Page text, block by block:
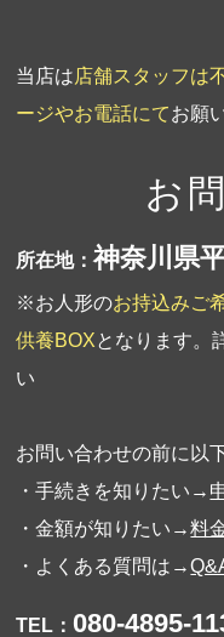
当店は店舗スタッフは
ージやお電話にてお願
お
所在地：神奈川県
※お人形のお持込みご
供養BOXとなります。
い
お問い合わせの前に以
・手続きを知りたい→
・金額が知りたい→料
・よくある質問は→
TEL： 080-4895-